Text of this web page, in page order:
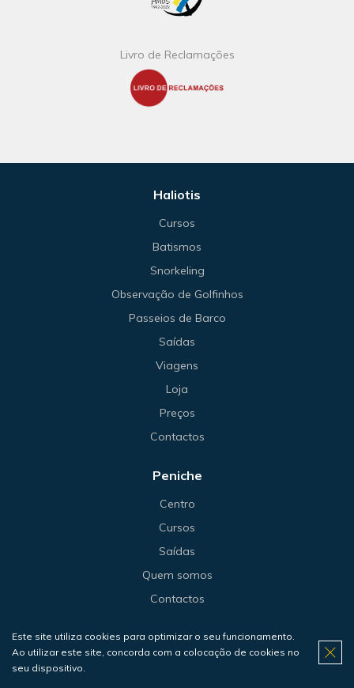
Livro de Reclamações
Haliotis
Cursos
Batismos
Snorkeling
Observação de Golfinhos
Passeios de Barco
Saídas
Viagens
Loja
Preços
Contactos
Peniche
Centro
Cursos
Saídas
Quem somos
Contactos
Sesimbra
Este site utiliza cookies para optimizar o seu funcionamento.
Ao utilizar este site, concorda com a colocação de cookies no
seu dispositivo.